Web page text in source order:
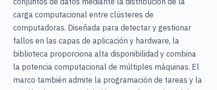
carga computacional entre clústeres de
computadoras. Diseñada para detectar y gestionar
fallos en las capas de aplicación y hardware, la
biblioteca proporciona alta disponibilidad y combina
la potencia computacional de múltiples máquinas. El
marco también admite la programación de tareas y la